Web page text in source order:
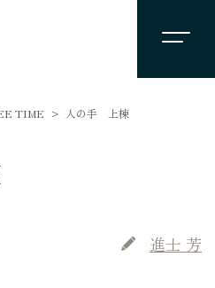
TIME 人の手 上棟
進士 芳